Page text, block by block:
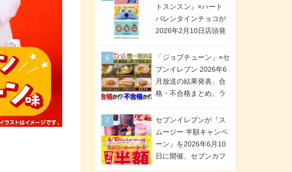
ドになって登場!
ンジアップで手軽に楽
しめる冷凍食品。2個入
り
トスンスン』×ハート
バレンタインチョコが
2026年2月10日店頭発
チョコ」「チョコ缶」
「ツインギフト」が登
場
「ジョブチューン」×セ
ブンイレブン 2026年6
月放送の結果発表、合
格・不合格まとめ。ラ
合格「金のハンバー
グ」。満場一致合格数
は6商品、合格数は2商
品。TVerでの見逃し配
セブンイレブンが『ス
ムージー 半額キャンペ
ーン』を2026年6月10
日に開催、セブンカフ